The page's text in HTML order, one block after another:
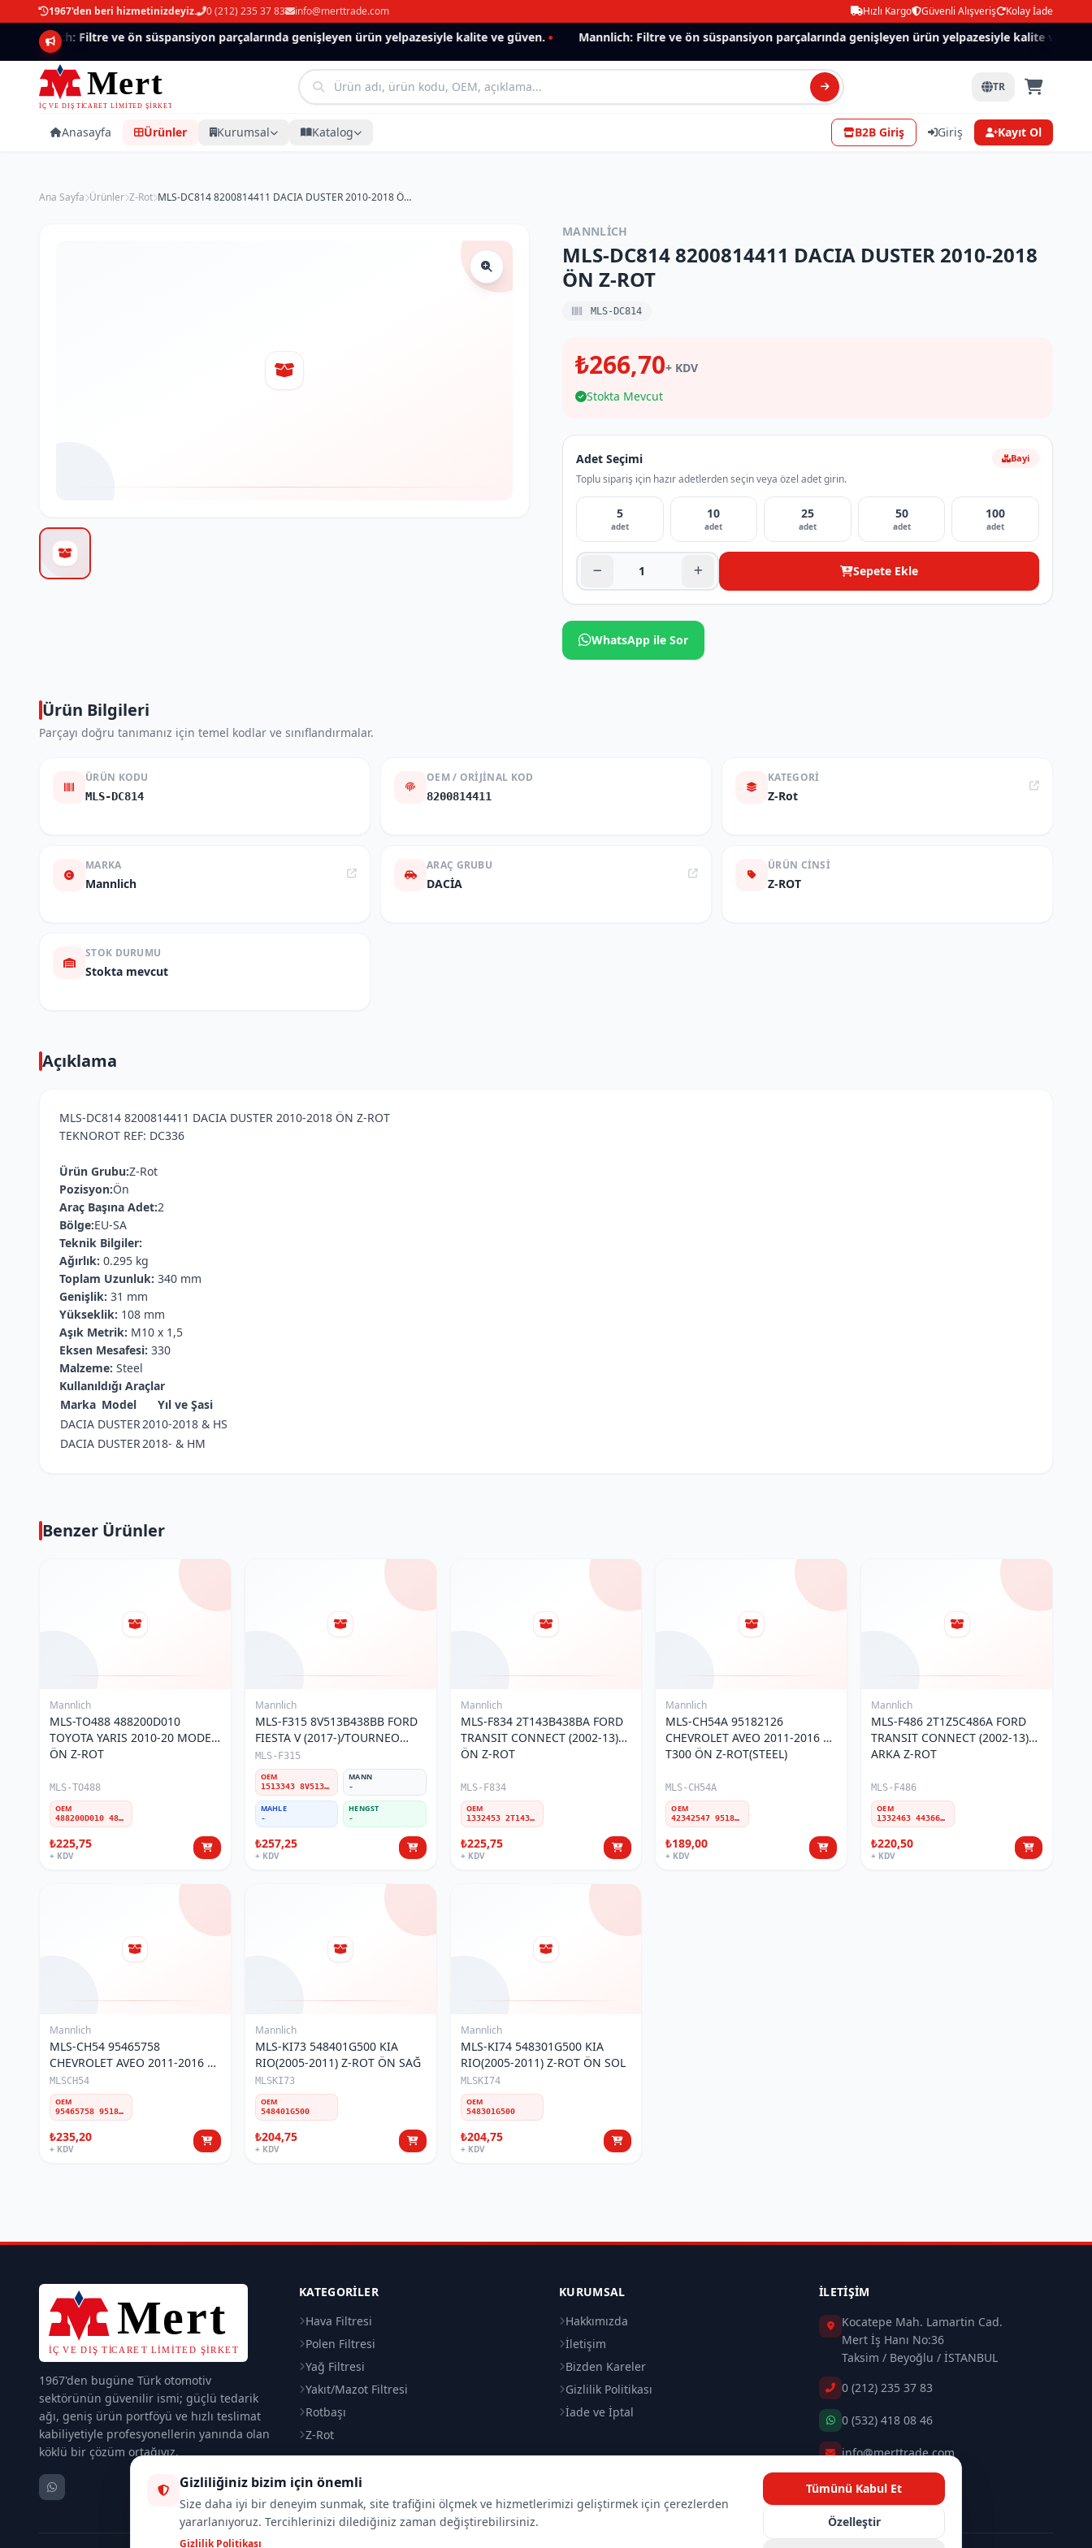
1967'den beri hizmetinizdeyiz. 0 (212) 235 37 83 info@merttrade.com Hızlı Kargo Güvenli Alışveriş Kolay İade
Mannlich: Filtre ve ön süspansiyon parçalarında genişleyen ürün yelpazesiyle kalite ve güven. Mannlich: Filtre ve ön süspansiyon parçalarında genişleyen ürün yelpazesiyle kalite ve güven.
TR
Anasayfa Ürünler Kurumsal Katalog B2B Giriş Giriş Kayıt Ol
Ana Sayfa Ürünler Z-Rot MLS-DC814 8200814411 DACIA DUSTER 2010-2018 ÖN Z-ROT
MANNLICH
MLS-DC814 8200814411 DACIA DUSTER 2010-2018
ÖN Z-ROT
MLS-DC814
₺266,70+ KDV
Stokta Mevcut
Adet Seçimi
Toplu sipariş için hazır adetlerden seçin veya özel adet girin.
Bayi
5
adet
10
adet
25
adet
50
adet
100
adet
Sepete Ekle
WhatsApp ile Sor
Ürün Bilgileri
Parçayı doğru tanımanız için temel kodlar ve sınıflandırmalar.
ÜRÜN KODU
MLS-DC814
OEM / ORIJINAL KOD
8200814411
KATEGORI
Z-Rot
MARKA
Mannlich
ARAÇ GRUBU
DACİA
ÜRÜN CINSI
Z-ROT
STOK DURUMU
Stokta mevcut
Açıklama
MLS-DC814 8200814411 DACIA DUSTER 2010-2018 ÖN Z-ROT
TEKNOROT REF: DC336
Ürün Grubu:Z-Rot
Pozisyon:Ön
Araç Başına Adet:2
Bölge:EU-SA
Teknik Bilgiler:
Ağırlık: 0.295 kg
Toplam Uzunluk: 340 mm
Genişlik: 31 mm
Yükseklik: 108 mm
Aşık Metrik: M10 x 1,5
Eksen Mesafesi: 330
Malzeme: Steel
Kullanıldığı Araçlar
Marka Model
Yıl ve Şasi
DACIA DUSTER2010-2018 & HS
DACIA DUSTER2018- & HM
Benzer Ürünler
Mannlich
MLS-TO488 488200D010
TOYOTA YARIS 2010-20 MODEL
ÖN Z-ROT
MLS-TO488
OEM
488200D010 4882052030 4882052070 488200D080 488200D020 4882052040 4882052030M 488200D030
₺225,75
+ KDV
Mannlich
MLS-F315 8V513B438BB FORD
FIESTA V (2017-)/TOURNEO
COURIER(2023-) ÖN Z-ROT
MLS-F315
OEM
1513343 8V513B438BB 8V513B438BA 2209742 1745924 8V5Z5K484B 8V513B438BD 2069658 1905043 1790310 1905043 CN153B438AB
MANN
-
MAHLE
-
HENGST
-
₺257,25
+ KDV
Mannlich
MLS-F834 2T143B438BA FORD
TRANSIT CONNECT (2002-13)
ÖN Z-ROT
MLS-F834
OEM
1332453 2T143B438BA 4367012 2T143B438BB 1525372 7T163B438AA W12T143B438BA
₺225,75
+ KDV
Mannlich
MLS-CH54A 95182126
CHEVROLET AVEO 2011-2016 &
T300 ÖN Z-ROT(STEEL)
MLS-CH54A
OEM
42342547 95182126 95299172 95941670 95982930
₺189,00
+ KDV
Mannlich
MLS-F486 2T1Z5C486A FORD
TRANSIT CONNECT (2002-13)
ARKA Z-ROT
MLS-F486
OEM
1332463 4436609 W12T145C486AD 2T1Z5C486A 2T145C486AG 2T145C486AE 4367076 2T145C486AC 4548398 2T145C486AD 2T145C486AB 2T145C486AF 4414780 4420546
₺220,50
+ KDV
Mannlich
MLS-CH54 95465758
CHEVROLET AVEO 2011-2016 &
T300 ÖN Z-ROT(PLASTİK)
MLSCH54
OEM
95465758 95182126 95299172 95941670 95982930
₺235,20
+ KDV
Mannlich
MLS-KI73 548401G500 KIA
RIO(2005-2011) Z-ROT ÖN SAĞ
MLSKI73
OEM
548401G500
₺204,75
+ KDV
Mannlich
MLS-KI74 548301G500 KIA
RIO(2005-2011) Z-ROT ÖN SOL
MLSKI74
OEM
548301G500
₺204,75
+ KDV
1967'den bugüne Türk otomotiv
sektörünün güvenilir ismi; güçlü tedarik
ağı, geniş ürün portföyü ve hızlı teslimat
kabiliyetiyle profesyonellerin yanında olan
köklü bir çözüm ortağıyız.
KATEGORILER
Hava Filtresi
Polen Filtresi
Yağ Filtresi
Yakıt/Mazot Filtresi
Rotbaşı
Z-Rot
KURUMSAL
Hakkımızda
İletişim
Bizden Kareler
Gizlilik Politikası
İade ve İptal
İLETIŞIM
Kocatepe Mah. Lamartin Cad.
Mert İş Hanı No:36
Taksim / Beyoğlu / İSTANBUL
0 (212) 235 37 83
0 (532) 418 08 46
info@merttrade.com
İletişim Sayfası
Gizliliğiniz bizim için önemli
Size daha iyi bir deneyim sunmak, site trafiğini ölçmek ve hizmetlerimizi geliştirmek için çerezlerden
yararlanıyoruz. Tercihlerinizi dilediğiniz zaman değiştirebilirsiniz.
Gizlilik Politikası
Tümünü Kabul Et
Özelleştir